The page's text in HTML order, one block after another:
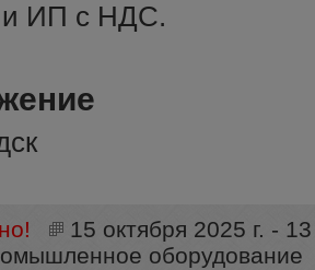
ИП с НДС.
15 октября 2025 г. -
оборудование